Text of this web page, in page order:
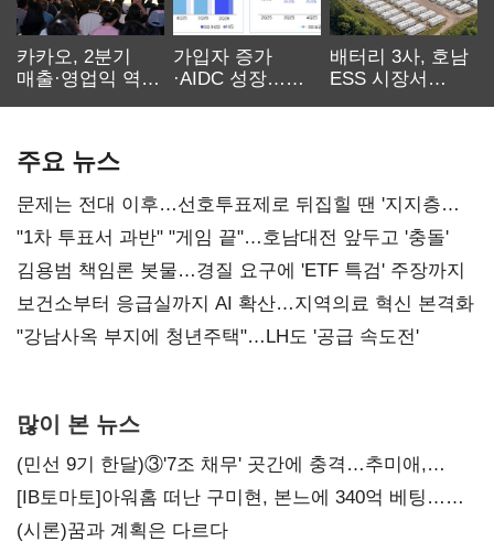
카카오, 2분기
매출·영업익 역대
가입자 증가
·AIDC 성장…
배터리 3사, 호남
ESS 시장서
주요 뉴스
문제는 전대 이후…선호투표제로 뒤집힐 땐 '지지층
불복'
"1차 투표서 과반" "게임 끝"…호남대전 앞두고 '충돌'
김용범 책임론 봇물…경질 요구에 'ETF 특검' 주장까지
보건소부터 응급실까지 AI 확산…지역의료 혁신 본격화
"강남사옥 부지에 청년주택"…LH도 '공급 속도전'
많이 본 뉴스
(민선 9기 한달)③'7조 채무' 곳간에 충격…추미애,
20년만에 '비상재정' 선언 승부수
[IB토마토]아워홈 떠난 구미현, 본느에 340억 베팅…
가족 지배체제 구축
(시론)꿈과 계획은 다르다